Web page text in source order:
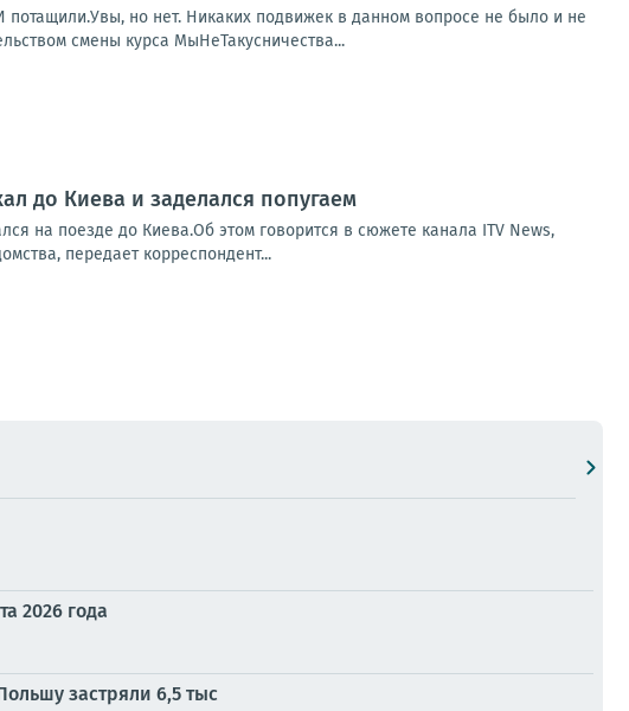
но нет. Никаких подвижек в данном вопросе не было и не
смены курса МыНеТакусничества...
до Киева и заделался попугаем
на поезде до Киева.Об этом говорится в сюжете канала ITV News,
передает корреспондент...
2026 года
застряли 6,5 тыс